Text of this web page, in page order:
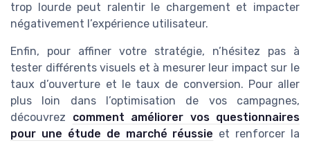
trop lourde peut ralentir le chargement et impacter
négativement l’expérience utilisateur.
Enfin, pour affiner votre stratégie, n’hésitez pas à
tester différents visuels et à mesurer leur impact sur le
taux d’ouverture et le taux de conversion. Pour aller
plus loin dans l’optimisation de vos campagnes,
découvrez comment améliorer vos questionnaires
pour une étude de marché réussie et renforcer la